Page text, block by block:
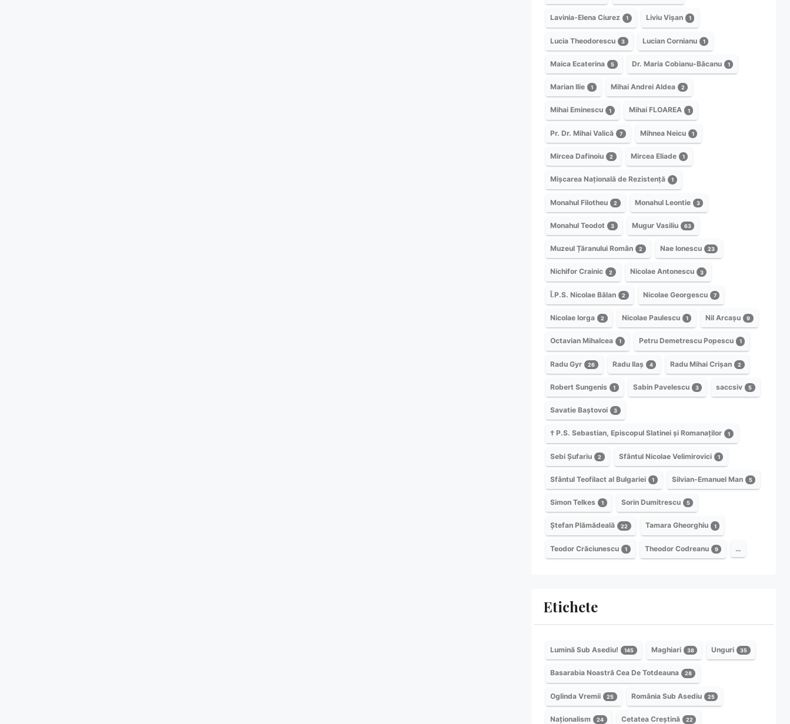
Lavinia-Elena Ciurez 1 Liviu Vișan 1
Lucia Theodorescu 3 Lucian Cornianu 1
Maica Ecaterina 5 Dr. Maria Cobianu-Băcanu 1
Marian Ilie 1 Mihai Andrei Aldea 2
Mihai Eminescu 1 Mihai FLOAREA 1
Pr. Dr. Mihai Valică 7 Mihnea Neicu 1
Mircea Dafinoiu 2 Mircea Eliade 1
Mișcarea Națională de Rezistență 1
Monahul Filotheu 2 Monahul Leontie 3
Monahul Teodot 3 Mugur Vasiliu 63
Muzeul Țăranului Român 2 Nae Ionescu 23
Nichifor Crainic 2 Nicolae Antonescu 3
Î.P.S. Nicolae Bălan 2 Nicolae Georgescu 7
Nicolae Iorga 2 Nicolae Paulescu 1 Nil Arcașu 9
Octavian Mihalcea 1 Petru Demetrescu Popescu 1
Radu Gyr 26 Radu Ilaș 4 Radu Mihai Crișan 2
Robert Sungenis 1 Sabin Pavelescu 3 saccsiv 5
Savatie Baștovoi 3
† P.S. Sebastian, Episcopul Slatinei și Romanaților 1
Sebi Șufariu 2 Sfântul Nicolae Velimirovici 1
Sfântul Teofilact al Bulgariei 1 Silvian-Emanuel Man 5
Simon Telkes 1 Sorin Dumitrescu 5
Ștefan Plămădeală 22 Tamara Gheorghiu 1
Teodor Crăciunescu 1 Theodor Codreanu 9 …
Etichete
Lumină Sub Asediu! 145 Maghiari 38 Unguri 35
Basarabia Noastră Cea De Totdeauna 28
Oglinda Vremii 25 România Sub Asediu 25
Naționalism 24 Cetatea Creștină 22